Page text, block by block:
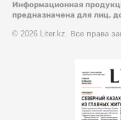
Информационная
предназначена для лиц,
© 2026 Liter.kz. Все права